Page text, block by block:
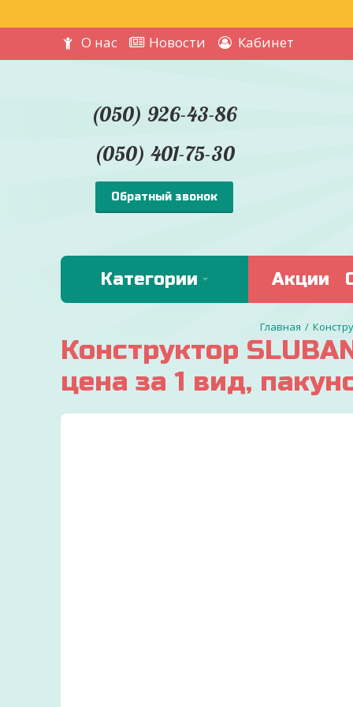
О нас
Новости Кабинет
(050) 926-43-86
(050) 401-75-30
Обратный звонок
Категории Акции
Конструктор
цена за 1 вид,